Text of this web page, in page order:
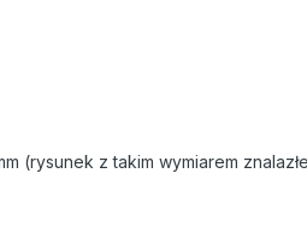
z takim wymiarem